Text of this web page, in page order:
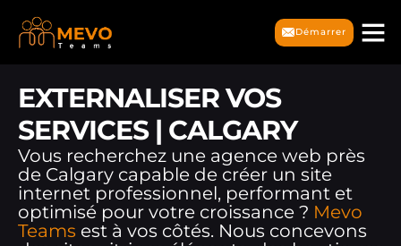
Démarrer
EXTERNALISER VOS
SERVICES | CALGARY
Vous recherchez une agence web près
de Calgary capable de créer un site
internet professionnel, performant et
optimisé pour votre croissance ? Mevo
Teams est à vos côtés. Nous concevons